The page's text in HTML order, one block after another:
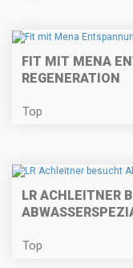
FIT MIT MENA
REGENERATION
Top
LR ACHLEITNER
Top